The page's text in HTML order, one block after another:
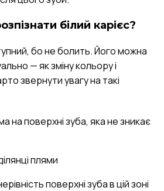
білий карієс?
бо не болить. Його можна
— як зміну кольору і
звернути увагу на такі
на поверхні зуба, яка не зникає
плями
поверхні зуба в цій зоні